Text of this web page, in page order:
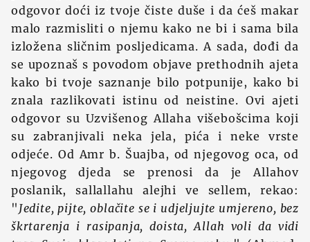
odgovor doći iz tvoje čiste duše i da ćeš makar
malo razmisliti o njemu kako ne bi i sama bila
izložena sličnim posljedicama. A sada, dođi da
se upoznaš s povodom objave prethodnih ajeta
kako bi tvoje saznanje bilo potpunije, kako bi
znala razlikovati istinu od neistine. Ovi ajeti
odgovor su Uzvišenog Allaha višebošcima koji
su zabranjivali neka jela, pića i neke vrste
odjeće. Od Amr b. Šuajba, od njegovog oca, od
njegovog djeda se prenosi da je Allahov
poslanik, sallallahu alejhi ve sellem, rekao:
" Jedite, pijte, oblačite se i udjeljujte umjereno, bez
škrtarenja i rasipanja, doista, Allah voli da vidi